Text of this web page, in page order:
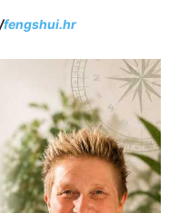
fengshui.hr